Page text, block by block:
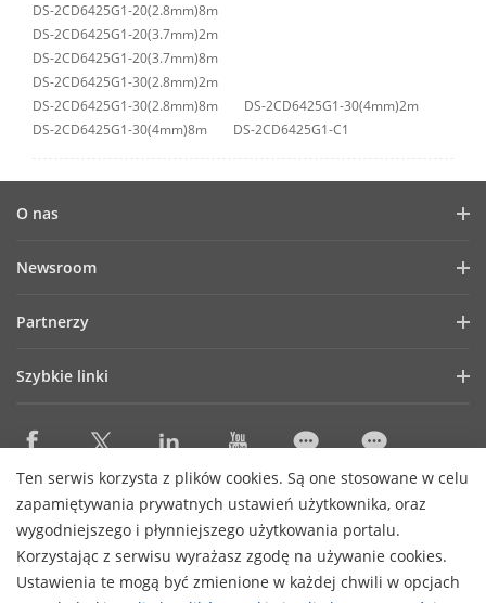
DS-2CD6425G1-20(2.8mm)8m
DS-2CD6425G1-20(3.7mm)2m
DS-2CD6425G1-20(3.7mm)8m
DS-2CD6425G1-30(2.8mm)2m
DS-2CD6425G1-30(2.8mm)8m
DS-2CD6425G1-30(4mm)2m
DS-2CD6425G1-30(4mm)8m
DS-2CD6425G1-C1
Ten serwis korzysta z plików cookies. Są one stosowane w celu
zapamiętywania prywatnych ustawień użytkownika, oraz
wygodniejszego i płynniejszego użytkowania portalu.
Korzystając z serwisu wyrażasz zgodę na używanie cookies.
Ustawienia te mogą być zmienione w każdej chwili w opcjach
O nas
Cyberbezpieczeństwo
Koncentracja na jakości
Skontaktuj się z nami
Kariera
Newsroom
Success Stories
Biblioteka wideo
Partnerzy
Znajdź partnera technologicznego
Hikvision Embedded Open Platform
Szybkie linki
Gdzie kupić?
eLearning Hikvision
Lista eventów
Mapa strony
Skontaktuj się z nami
Zapisz się do newslettera